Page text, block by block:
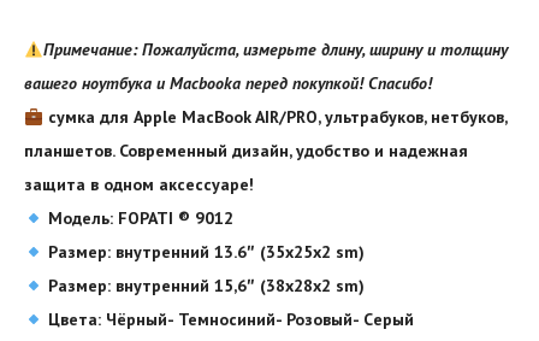
Примечание: Пожалуйста, измерьте длину, ширину и толщину
вашего ноутбука и Macbooka перед покупкой! Спасибо!
сумка для Apple MacBook AIR/PRO, ультрабуков, нетбуков,
планшетов. Современный дизайн, удобство и надежная
защита в одном аксессуаре!
Модель: FOPATI ®️ 9012
Размер: внутренний 13.6″ (35x25x2 sm)
Размер: внутренний 15,6″ (38x28x2 sm)
Цвета: Чёрный- Темносиний- Розовый- Cерый